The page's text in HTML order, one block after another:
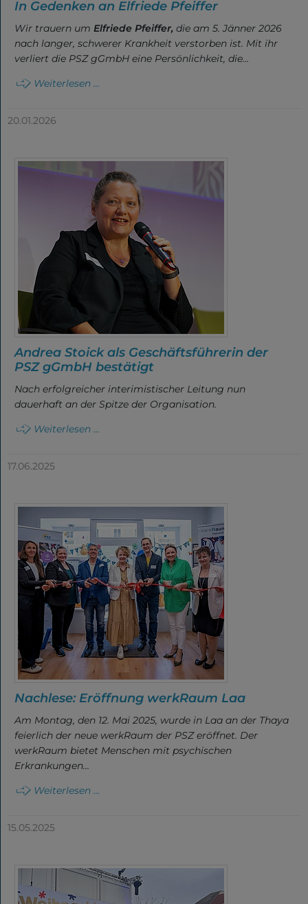
In Gedenken an Elfriede Pfeiffer
Wir trauern um Elfriede Pfeiffer, die am 5. Jänner 2026
nach langer, schwerer Krankheit verstorben ist. Mit ihr
verliert die PSZ gGmbH eine Persönlichkeit, die…
Weiterlesen ...
20.01.2026
Andrea Stoick als Geschäftsführerin der
PSZ gGmbH bestätigt
Nach erfolgreicher interimistischer Leitung nun
dauerhaft an der Spitze der Organisation.
Weiterlesen ...
17.06.2025
Nachlese: Eröffnung werkRaum Laa
Am Montag, den 12. Mai 2025, wurde in Laa an der Thaya
feierlich der neue werkRaum der PSZ eröffnet. Der
werkRaum bietet Menschen mit psychischen
Erkrankungen…
Weiterlesen ...
15.05.2025